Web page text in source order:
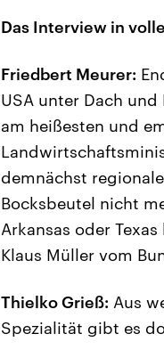
Das Interview in
Friedbert Meurer:
USA unter Dach
am heißesten und
demnächst
Bocksbeutel nicht
Arkansas oder
Klaus Müller vom
Thielko Grieß: Aus
Spezialität gibt es